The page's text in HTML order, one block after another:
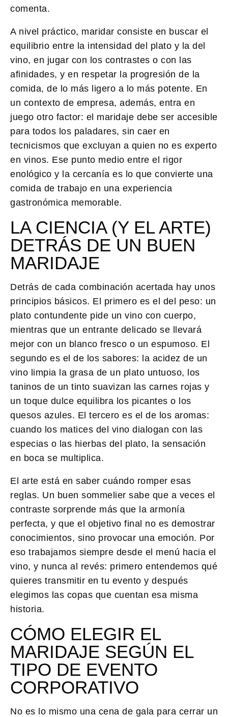
comenta.
A nivel práctico, maridar consiste en buscar el
equilibrio entre la intensidad del plato y la del
vino, en jugar con los contrastes o con las
afinidades, y en respetar la progresión de la
comida, de lo más ligero a lo más potente. En
un contexto de empresa, además, entra en
juego otro factor: el maridaje debe ser accesible
para todos los paladares, sin caer en
tecnicismos que excluyan a quien no es experto
en vinos. Ese punto medio entre el rigor
enológico y la cercanía es lo que convierte una
comida de trabajo en una experiencia
gastronómica memorable.
LA CIENCIA (Y EL ARTE)
DETRÁS DE UN BUEN
MARIDAJE
Detrás de cada combinación acertada hay unos
principios básicos. El primero es el del peso: un
plato contundente pide un vino con cuerpo,
mientras que un entrante delicado se llevará
mejor con un blanco fresco o un espumoso. El
segundo es el de los sabores: la acidez de un
vino limpia la grasa de un plato untuoso, los
taninos de un tinto suavizan las carnes rojas y
un toque dulce equilibra los picantes o los
quesos azules. El tercero es el de los aromas:
cuando los matices del vino dialogan con las
especias o las hierbas del plato, la sensación
en boca se multiplica.
El arte está en saber cuándo romper esas
reglas. Un buen sommelier sabe que a veces el
contraste sorprende más que la armonía
perfecta, y que el objetivo final no es demostrar
conocimientos, sino provocar una emoción. Por
eso trabajamos siempre desde el menú hacia el
vino, y nunca al revés: primero entendemos qué
quieres transmitir en tu evento y después
elegimos las copas que cuentan esa misma
historia.
CÓMO ELEGIR EL
MARIDAJE SEGÚN EL
TIPO DE EVENTO
CORPORATIVO
No es lo mismo una cena de gala para cerrar un